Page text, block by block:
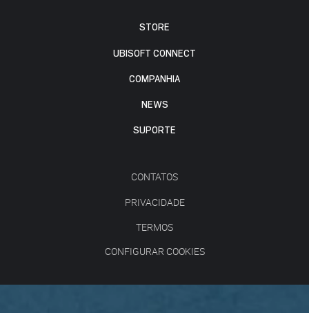
STORE
UBISOFT CONNECT
COMPANHIA
NEWS
SUPORTE
CONTATOS
PRIVACIDADE
TERMOS
CONFIGURAR COOKIES